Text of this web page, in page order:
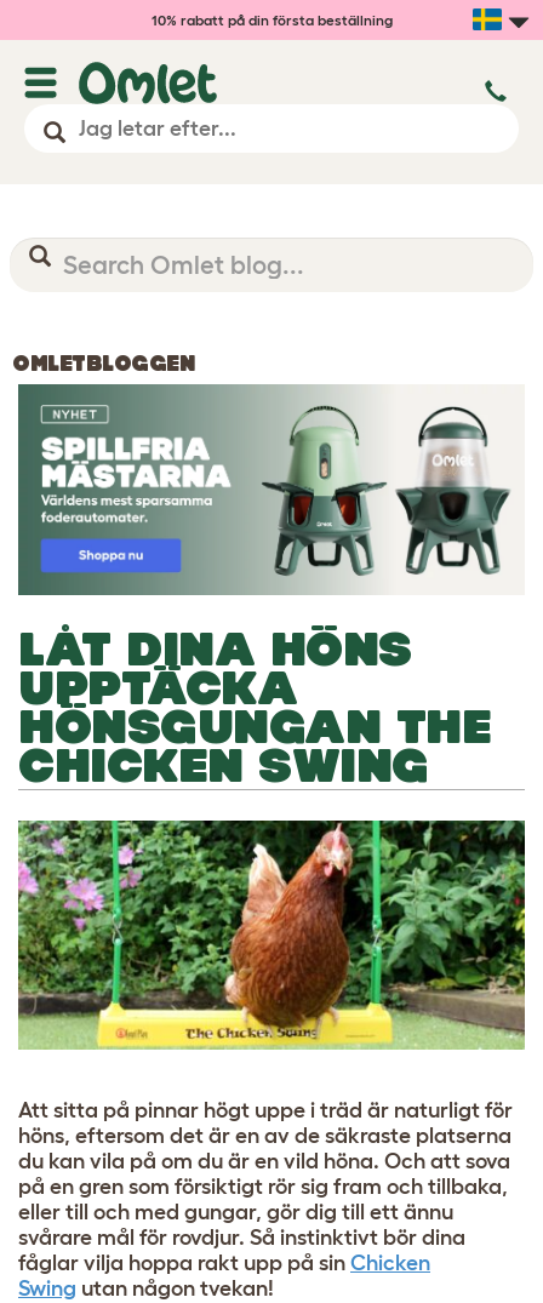
10% rabatt på din första beställning
OMLETBLOGGEN
LÅT DINA HÖNS
UPPTÄCKA
HÖNSGUNGAN THE
CHICKEN SWING
Att sitta på pinnar högt uppe i träd är naturligt för
höns, eftersom det är en av de säkraste platserna
du kan vila på om du är en vild höna. Och att sova
på en gren som försiktigt rör sig fram och tillbaka,
eller till och med gungar, gör dig till ett ännu
svårare mål för rovdjur. Så instinktivt bör dina
fåglar vilja hoppa rakt upp på sin Chicken
Swing utan någon tvekan!